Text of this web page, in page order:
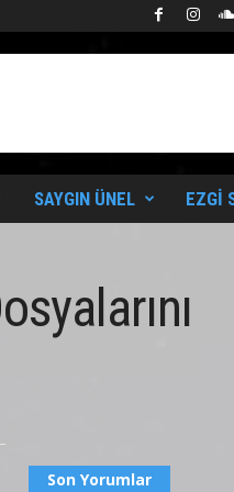
SAYGIN ÜNEL EZGI
Son Yorumlar